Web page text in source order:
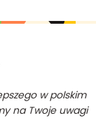
w polskim
na Twoje uwagi